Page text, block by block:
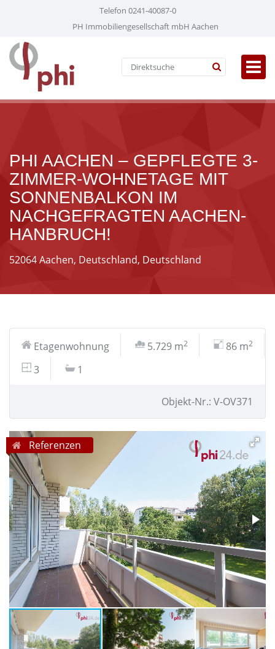
Telefon 0241-40087-0
PH Immobiliengesellschaft mbH Aachen
PHI AACHEN – GEPFLEGTE 3-
ZIMMER-WOHNETAGE MIT
SONNENBALKON IM
NACHGEFRAGTEN AACHEN-
HANBRUCH!
52064 Aachen, Deutschland, Deutschland
Etagenwohnung 5.729 m2 86 m2
3 1
Objekt-Nr.: V-OV371
Referenzen